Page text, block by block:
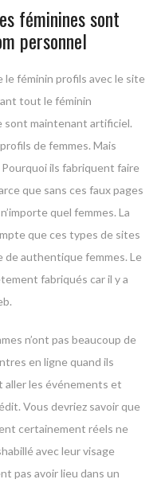
féminines sont
personnel
féminin profils avec le site
tout le féminin
sont maintenant artificiel.
de femmes. Mais
ils fabriquent faire
que sans ces faux pages
quel femmes. La
que ces types de sites
authentique femmes. Le
fabriqués car il y a
n’ont pas beaucoup de
en ligne quand ils
aller les événements et
Vous devriez savoir que
certainement réels ne
avec leur visage
pas avoir lieu dans un